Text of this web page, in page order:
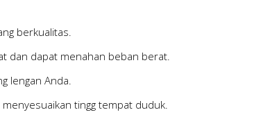
berkualitas.
dan dapat menahan beban berat.
lengan Anda.
tingg tempat duduk.